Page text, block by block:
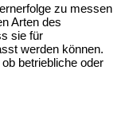
zu messen
Arten des
sie für
werden können.
betriebliche oder